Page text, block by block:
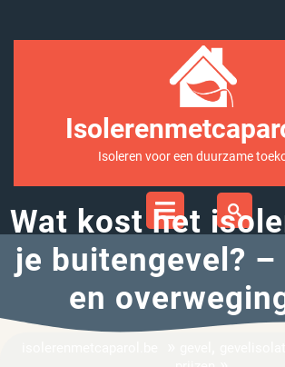
Isoleren voor een duurzame
Open
Menu
Wat kost het
je buitengevel? –
en